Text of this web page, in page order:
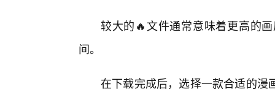
较大的🔥文件通常意味着更高的
间。
在下载完成后，选择一款合适的漫